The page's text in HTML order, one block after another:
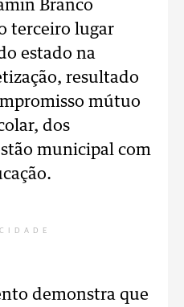
Branco
terceiro lugar
estado na
resultado
mútuo
dos
municipal com
demonstra que